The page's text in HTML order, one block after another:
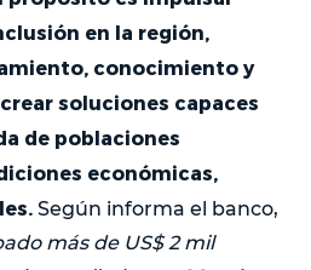
en la región,
conocimiento y
soluciones capaces
de poblaciones
económicas,
Según informa el banco,
más de US$ 2 mil